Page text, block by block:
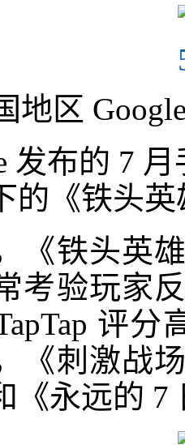
地区
发布的 7
的《铁头
《铁头英
考验玩家
评
《刺激战
《永远的 7